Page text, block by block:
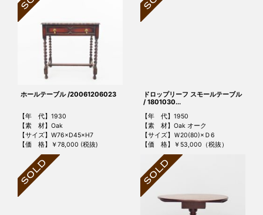
ホールテーブル /20061206023
【年 代】1930
【素 材】Oak
【サイズ】W76×D45×H7
【価 格】￥78,000 (税抜)
ドロップリーフ スモールテーブル
/ 1801030...
【年 代】1950
【素 材】Oak オーク
【サイズ】Ｗ20(80)×Ｄ6
【価 格】￥53,000（税抜）